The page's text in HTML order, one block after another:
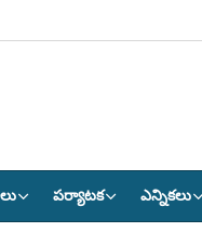
పర్యాటక ఎన్నికలు